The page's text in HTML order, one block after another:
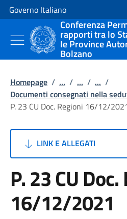
Vai al contenuto
Vai alla navigazione del sito
Governo Italiano
Conferenza
rapporti tra lo
le Province
Bolzano
Homepage / ... / ... / ... /
Documenti consegnati nella
P. 23 CU Doc. Regioni 16/12/
LINK E ALLEGATI
P. 23 CU
16/12/2021